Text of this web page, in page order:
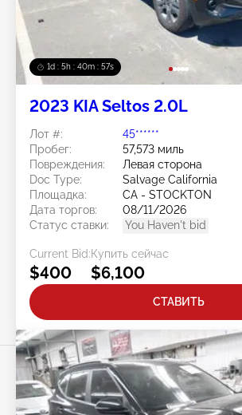
1d : 5h : 40m : 54s
2023 KIA Seltos 2.0L
Лот #:
45******
Пробег:
57,573 миль
Повреждения:
Левая сторона
Doc Type:
Salvage California
Площадка:
CA - STOCKTON
Дата торгов:
08/11/2026
Статус ставки:
You Haven't bid
Current Bid:
$400
Купить сейчас
$6,100
СТАВИТЬ